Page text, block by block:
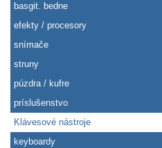
basgit. bedne
efekty / procesory
snímače
struny
púzdra / kufre
príslušenstvo
Klávesové nástroje
keyboardy